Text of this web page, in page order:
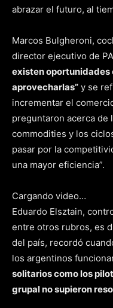
abrazar el futuro, al
Marcos Bulgheroni,
director ejecutivo de
existen oportunidades
aprovecharlas” y se
incrementar el
preguntaron acerca de
commodities y los
pasar por la
una mayor eficiencia”.
Cargando video…
Eduardo Elsztain,
entre otros rubros, es
del país, recordó
los argentinos
solitarios como los
grupal no supieron